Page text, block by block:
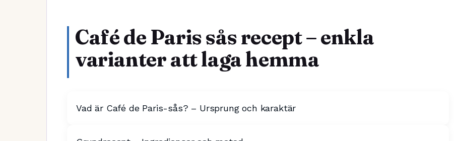
Café de Paris sås recept – enkla
varianter att laga hemma
Vad är Café de Paris-sås? – Ursprung och karaktär